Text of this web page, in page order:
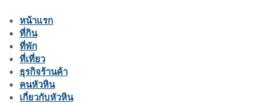
หน้าแรก
ที่กิน
ที่พัก
ที่เที่ยว
ธุรกิจร้านค้า
คนหัวหิน
เกี่ยวกับหัวหิน